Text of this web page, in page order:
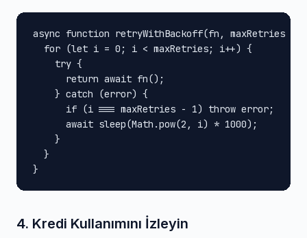
async function retryWithBackoff(fn, maxRetries =
  for (let i = 0; i < maxRetries; i++) {
    try {
      return await fn();
    } catch (error) {
      if (i === maxRetries - 1) throw error;
      await sleep(Math.pow(2, i) * 1000);
    }
  }
}
4. Kredi Kullanımını İzleyin